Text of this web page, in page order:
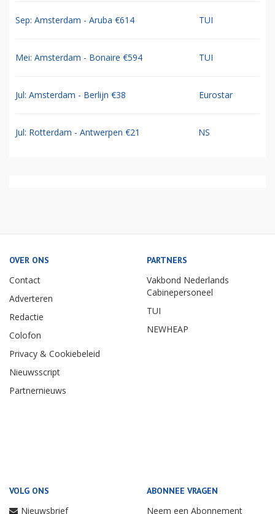
Sep: Amsterdam - Aruba €614 TUI
Mei: Amsterdam - Bonaire €594 TUI
Jul: Amsterdam - Berlijn €38 Eurostar
Jul: Rotterdam - Antwerpen €21 NS
OVER ONS
Contact
Adverteren
Redactie
Colofon
Privacy & Cookiebeleid
Nieuwsscript
Partnernieuws
PARTNERS
Vakbond Nederlands
Cabinepersoneel
TUI
NEWHEAP
VOLG ONS
Nieuwsbrief
ABONNEE VRAGEN
Neem een Abonnement